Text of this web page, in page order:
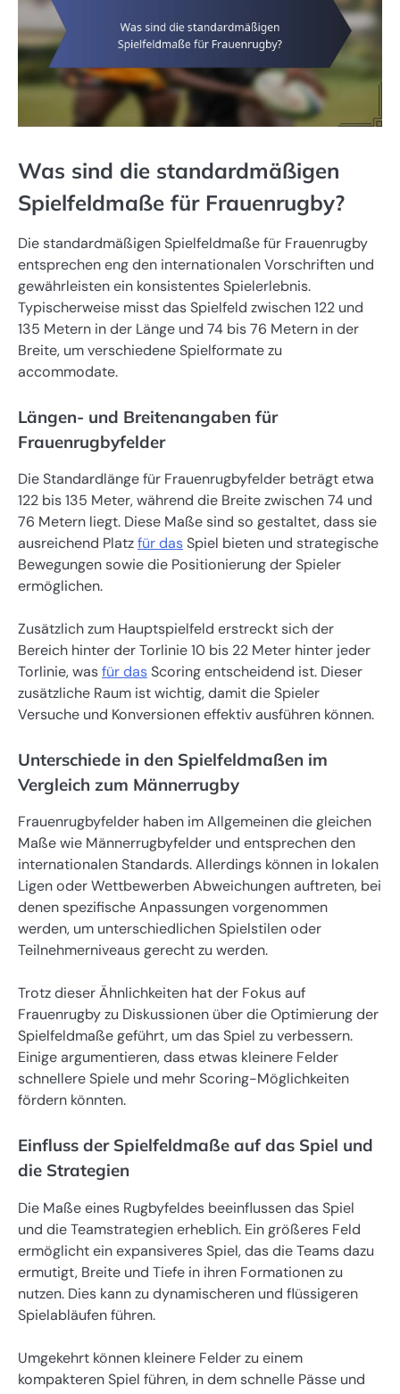
Was sind die standardmäßigen
Spielfeldmaße für Frauenrugby?
Die standardmäßigen Spielfeldmaße für Frauenrugby
entsprechen eng den internationalen Vorschriften und
gewährleisten ein konsistentes Spielerlebnis.
Typischerweise misst das Spielfeld zwischen 122 und
135 Metern in der Länge und 74 bis 76 Metern in der
Breite, um verschiedene Spielformate zu
accommodate.
Längen- und Breitenangaben für
Frauenrugbyfelder
Die Standardlänge für Frauenrugbyfelder beträgt etwa
122 bis 135 Meter, während die Breite zwischen 74 und
76 Metern liegt. Diese Maße sind so gestaltet, dass sie
ausreichend Platzfür dasSpiel bieten und strategische
Bewegungen sowie die Positionierung der Spieler
ermöglichen.
Zusätzlich zum Hauptspielfeld erstreckt sich der
Bereich hinter der Torlinie 10 bis 22 Meter hinter jeder
Torlinie, wasfür dasScoring entscheidend ist. Dieser
zusätzliche Raum ist wichtig, damit die Spieler
Versuche und Konversionen effektiv ausführen können.
Unterschiede in den Spielfeldmaßen im
Vergleich zum Männerrugby
Frauenrugbyfelder haben im Allgemeinen die gleichen
Maße wie Männerrugbyfelder und entsprechen den
internationalen Standards. Allerdings können in lokalen
Ligen oder Wettbewerben Abweichungen auftreten, bei
denen spezifische Anpassungen vorgenommen
werden, um unterschiedlichen Spielstilen oder
Teilnehmerniveaus gerecht zu werden.
Trotz dieser Ähnlichkeiten hat der Fokus auf
Frauenrugby zu Diskussionen über die Optimierung der
Spielfeldmaße geführt, um das Spiel zu verbessern.
Einige argumentieren, dass etwas kleinere Felder
schnellere Spiele und mehr Scoring-Möglichkeiten
fördern könnten.
Einfluss der Spielfeldmaße auf das Spiel und
die Strategien
Die Maße eines Rugbyfeldes beeinflussen das Spiel
und die Teamstrategien erheblich. Ein größeres Feld
ermöglicht ein expansiveres Spiel, das die Teams dazu
ermutigt, Breite und Tiefe in ihren Formationen zu
nutzen. Dies kann zu dynamischeren und flüssigeren
Spielabläufen führen.
Umgekehrt können kleinere Felder zu einem
kompakteren Spiel führen, in dem schnelle Pässe und